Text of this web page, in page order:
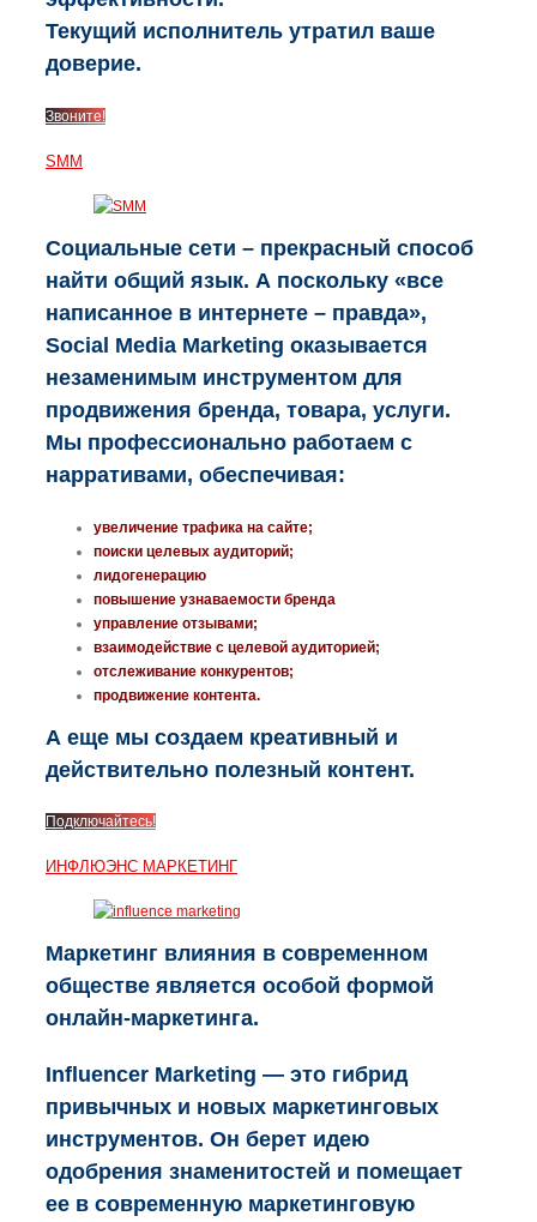
Текущий исполнитель утратил ваше
доверие.
Звоните!
SMM
Социальные сети – прекрасный способ
найти общий язык. А поскольку «все
написанное в интернете – правда»,
Social Media Marketing оказывается
незаменимым инструментом для
продвижения бренда, товара, услуги.
Мы профессионально работаем с
нарративами, обеспечивая:
увеличение трафика на сайте;
поиски целевых аудиторий;
лидогенерацию
повышение узнаваемости бренда
управление отзывами;
взаимодействие с целевой аудиторией;
отслеживание конкурентов;
продвижение контента.
А еще мы создаем креативный и
действительно полезный контент.
Подключайтесь!
ИНФЛЮЭНС МАРКЕТИНГ
Маркетинг влияния в современном
обществе является особой формой
онлайн-маркетинга.
Influencer Marketing — это гибрид
привычных и новых маркетинговых
инструментов. Он берет идею
одобрения знаменитостей и помещает
ее в современную маркетинговую